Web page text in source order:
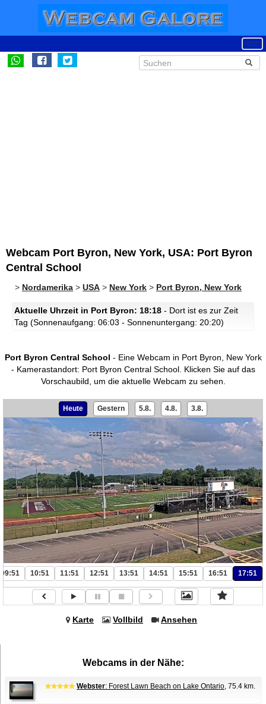
Webcam Port Byron, New York, USA: Port Byron
Central School
> Nordamerika > USA > New York > Port Byron, New York
Aktuelle Uhrzeit in Port Byron: 18:18 - Dort ist es zur Zeit
Tag (Sonnenaufgang: 06:03 - Sonnenuntergang: 20:20)
Port Byron Central School - Eine Webcam in Port Byron, New York
- Kamerastandort: Port Byron Central School. Klicken Sie auf das
Vorschaubild, um die aktuelle Webcam zu sehen.
Heute Gestern 5.8. 4.8. 3.8.
09:51 10:51 11:51 12:51 13:51 14:51 15:51 16:51 17:51
Karte Vollbild Ansehen
Webcams in der Nähe:
Webster: Forest Lawn Beach on Lake Ontario, 75.4 km.